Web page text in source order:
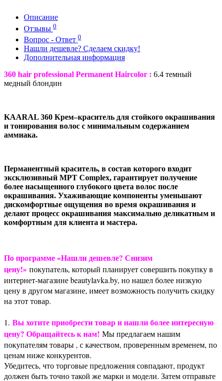
Описание
Отзывы 0
Вопрос - Ответ 0
Нашли дешевле? Сделаем скидку!
Дополнительная информация
360 hair professional Permanent Haircolor : 6.4 темный
медный блондин
KAARAL 360 Крем–краситель для стойкого окрашивания
и тонирования волос с минимальным содержанием
аммиака.
Перманентный краситель, в состав которого входит
эксклюзивный MPT Complex, гарантирует получение
более насыщенного глубокого цвета волос после
окрашивания. Ухаживающие компоненты уменьшают
дискомфортные ощущения во время окрашивания и
делают процесс окрашивания максимально деликатным и
комфортным для клиента и мастера.
По программе «Нашли дешевле? Снизим
цену!» покупатель, который планирует совершить покупку в
интернет-магазине beautylavka.by, но нашел более низкую
цену в другом магазине, имеет возможность получить скидку
на этот товар.
1. Вы хотите приобрести товар и нашли более интересную
цену? Обращайтесь к нам! Мы предлагаем нашим
покупателям товары , с качеством, проверенным временем, по
ценам ниже конкурентов.
Убедитесь, что торговые предложения совпадают, продукт
должен быть точно такой же марки и модели. Затем отправьте